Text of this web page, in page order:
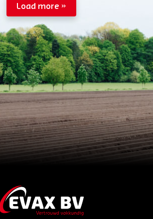
worden op een juiste wijze te
het daarvoor beschikbare
Load more